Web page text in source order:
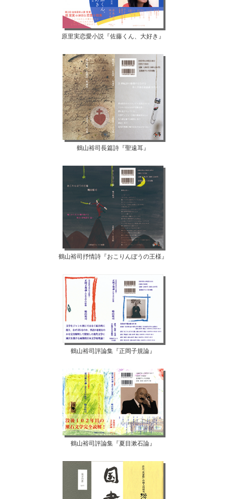
原里実恋愛小説『佐藤くん、大好き』
鶴山裕司長篇詩『聖遠耳』
鶴山裕司抒情詩『おこりんぼうの王様』
鶴山裕司評論集『正岡子規論』
鶴山裕司評論集『夏目漱石論』